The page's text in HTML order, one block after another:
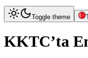
Toggle theme
KKTC’ta